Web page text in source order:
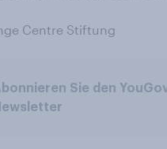
Centre Stiftung
Sie den